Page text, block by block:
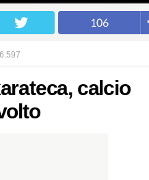
106
6.597
calcio